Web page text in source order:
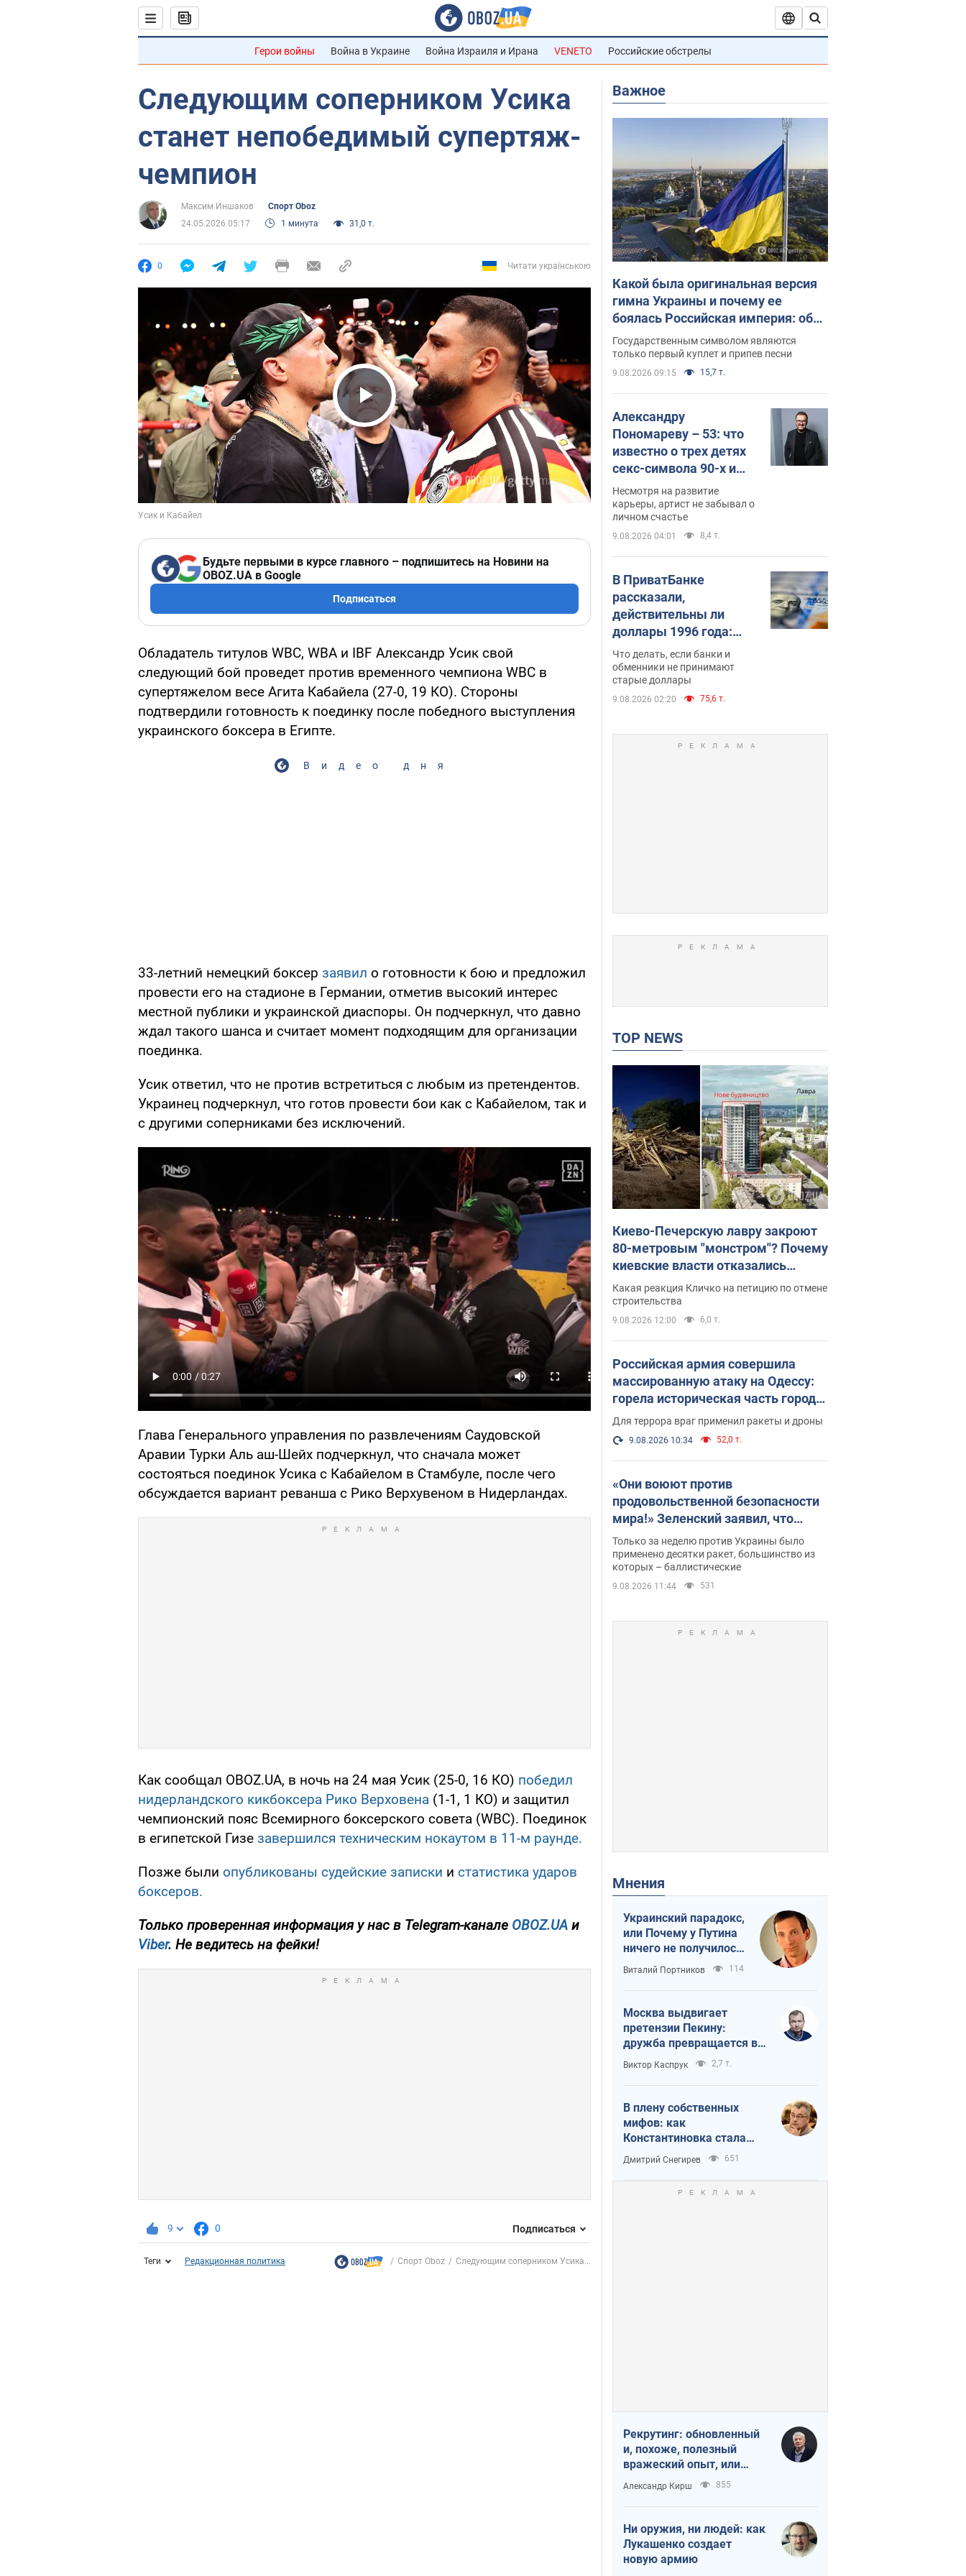
Герои войны Война в Украине Война Израиля и Ирана VENETO Российские обстрелы
Следующим соперником Усика
станет непобедимый супертяж-
чемпион
Максим Иншаков
Спорт Oboz
24.05.2026 05:17
1 минута 31,0 т.
0 Читати українською
Play Video
Будьте первыми в курсе главного – подпишитесь на Новини на
OBOZ.UA в Google
Подписаться
Обладатель титулов WBC, WBA и IBF Александр Усик свой
следующий бой проведет против временного чемпиона WBC в
супертяжелом весе Агита Кабайела (27-0, 19 КО). Стороны
подтвердили готовность к поединку после победного выступления
украинского боксера в Египте.
Видео дня
33-летний немецкий боксер заявил о готовности к бою и предложил
провести его на стадионе в Германии, отметив высокий интерес
местной публики и украинской диаспоры. Он подчеркнул, что давно
ждал такого шанса и считает момент подходящим для организации
поединка.
Усик ответил, что не против встретиться с любым из претендентов.
Украинец подчеркнул, что готов провести бои как с Кабайелом, так и
с другими соперниками без исключений.
Глава Генерального управления по развлечениям Саудовской
Аравии Турки Аль аш-Шейх подчеркнул, что сначала может
состояться поединок Усика с Кабайелом в Стамбуле, после чего
обсуждается вариант реванша с Рико Верхувеном в Нидерландах.
Как сообщал OBOZ.UA, в ночь на 24 мая Усик (25-0, 16 КО) победил
нидерландского кикбоксера Рико Верховена (1-1, 1 КО) и защитил
чемпионский пояс Всемирного боксерского совета (WBC). Поединок
в египетской Гизе завершился техническим нокаутом в 11-м раунде.
Позже были опубликованы судейские записки и статистика ударов
боксеров.
Только проверенная информация у нас в Telegram-канале OBOZ.UA и
Viber. Не ведитесь на фейки!
9 0 Подписаться
Теги Редакционная политика Спорт Oboz Следующим соперником Усика...
Важное
Какой была оригинальная версия
гимна Украины и почему ее
боялась Российская империя: об
этом не рассказывают в школе
Государственным символом являются
только первый куплет и припев песни
9.08.2026 09:15 15,7 т.
Александру
Пономареву – 53: что
известно о трех детях
секс-символа 90-х и
как они выглядят
Несмотря на развитие
карьеры, артист не забывал о
личном счастье
9.08.2026 04:01 8,4 т.
В ПриватБанке
рассказали,
действительны ли
доллары 1996 года:
принимают ли
обменники и банки
такие купюры
Что делать, если банки и
обменники не принимают
старые доллары
9.08.2026 02:20 75,6 т.
TOP NEWS
Киево-Печерскую лавру закроют
80-метровым "монстром"? Почему
киевские власти отказались
остановить строительство
небоскреба "московского
верующего"
Какая реакция Кличко на петицию по отмене
строительства
9.08.2026 12:00 6,0 т.
Российская армия совершила
массированную атаку на Одессу:
горела историческая часть города,
есть пострадавшие. Фото и видео
Для террора враг применил ракеты и дроны
9.08.2026 10:34 52,0 т.
«Они воюют против
продовольственной безопасности
мира!» Зеленский заявил, что
российская армия вновь
обстреляла порт в Одессе
Только за неделю против Украины было
применено десятки ракет, большинство из
которых – баллистические
9.08.2026 11:44 531
Мнения
Украинский парадокс,
или Почему у Путина
ничего не получилось
с Украиной
Виталий Портников 114
Москва выдвигает
претензии Пекину:
дружба превращается в
зависимость России от
Китая
Виктор Каспрук 2,7 т.
В плену собственных
мифов: как
Константиновка стала
главной идеологической
ловушкой для российских
оккупантов
Дмитрий Снегирев 651
Рекрутинг: обновленный
и, похоже, полезный
вражеский опыт, или
Диалектика
требовательной трусости
Александр Кирш 855
Ни оружия, ни людей: как
Лукашенко создает
новую армию